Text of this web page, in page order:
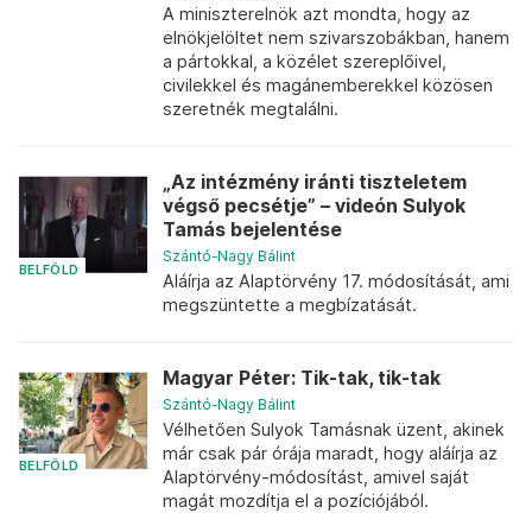
A miniszterelnök azt mondta, hogy az
elnökjelöltet nem szivarszobákban, hanem
a pártokkal, a közélet szereplőivel,
civilekkel és magánemberekkel közösen
szeretnék megtalálni.
BELFÖLD
„Az intézmény iránti tiszteletem
végső pecsétje” – videón Sulyok
Tamás bejelentése
Szántó-Nagy Bálint
Aláírja az Alaptörvény 17. módosítását, ami
megszüntette a megbízatását.
BELFÖLD
Magyar Péter: Tik-tak, tik-tak
Szántó-Nagy Bálint
Vélhetően Sulyok Tamásnak üzent, akinek
már csak pár órája maradt, hogy aláírja az
Alaptörvény-módosítást, amivel saját
magát mozdítja el a pozíciójából.